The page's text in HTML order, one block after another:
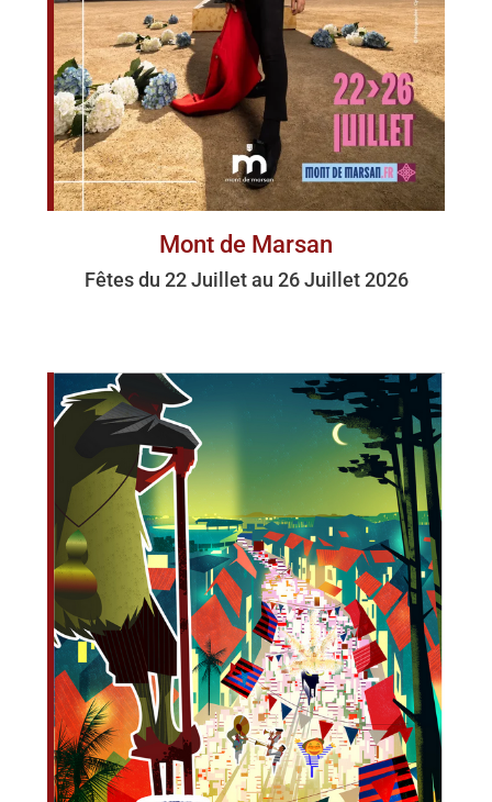
Mont de Marsan
Fêtes du 22 Juillet au 26 Juillet 2026